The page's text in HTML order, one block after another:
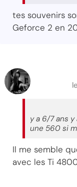
tes souvenirs
Geforce 2 en
y a 6/7 ans
une 560 si
Il me semble
avec les Ti